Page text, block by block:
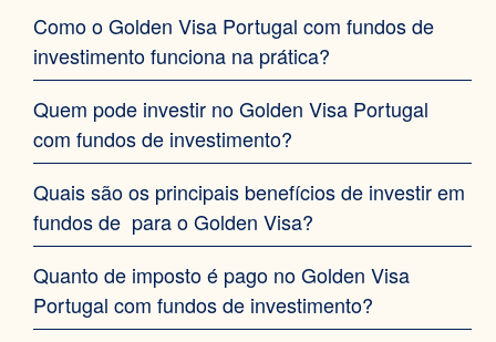
Como o Golden Visa Portugal com fundos de
investimento funciona na prática?
Quem pode investir no Golden Visa Portugal
com fundos de investimento?
Quais são os principais benefícios de investir em
fundos de para o Golden Visa?
Quanto de imposto é pago no Golden Visa
Portugal com fundos de investimento?